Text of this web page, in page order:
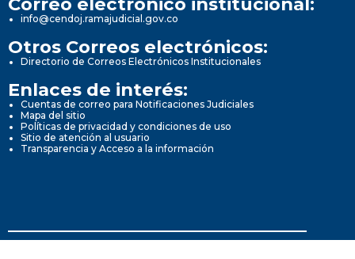
info@cendoj.ramajudicial.gov.co
Otros Correos electrónicos:
Directorio de Correos Electrónicos Institucionales
Enlaces de interés:
Cuentas de correo para Notificaciones Judiciales
Mapa del sitio
Políticas de privacidad y condiciones de uso
Sitio de atención al usuario
Transparencia y Acceso a la información